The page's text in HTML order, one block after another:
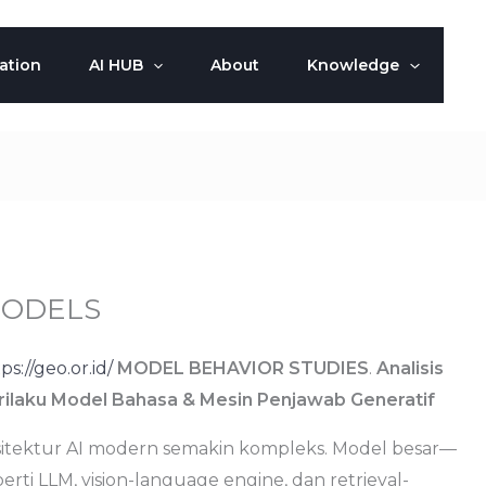
AI HUB About Knowledge
geo.or.id/ MODEL BEHAVIOR STUDIES. Analisis
Model Bahasa & Mesin Penjawab Generatif
AI modern semakin kompleks. Model besar—
LLM, vision-language engine, dan retrieval-